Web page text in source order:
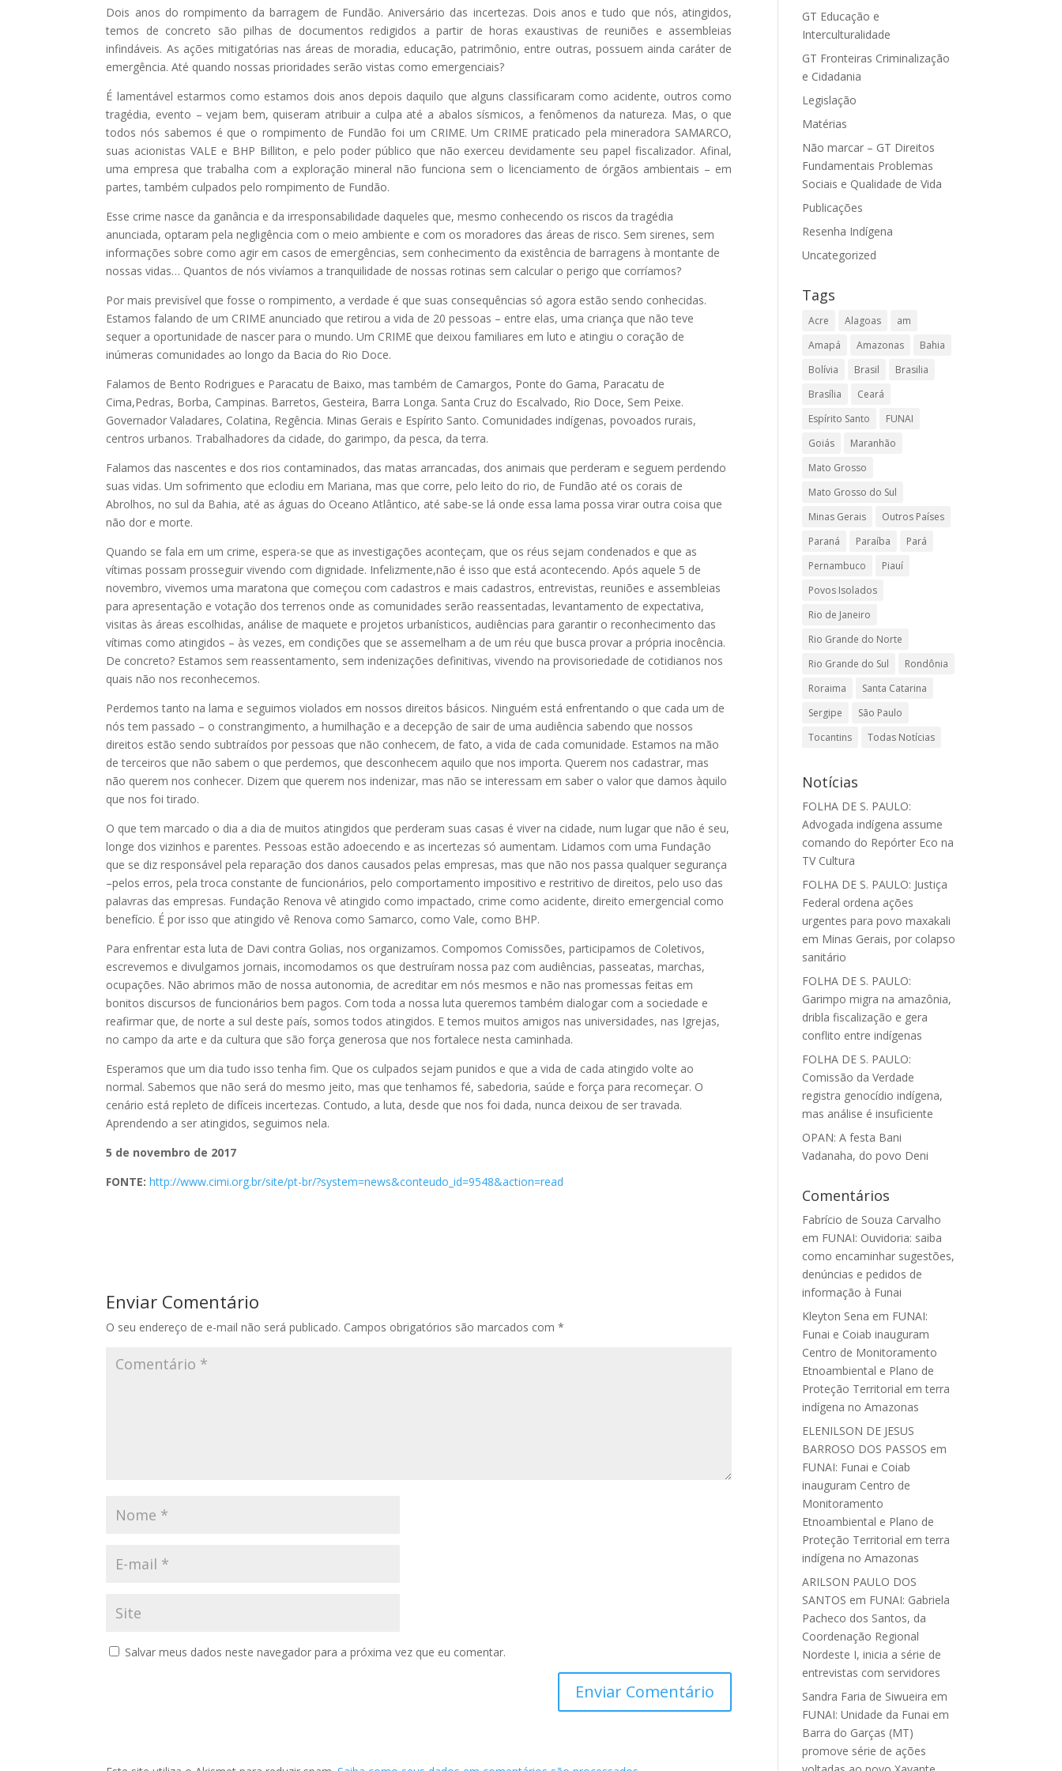
Dois anos do rompimento da barragem de Fundão. Aniversário das incertezas. Dois anos e tudo que nós, atingidos,
temos de concreto são pilhas de documentos redigidos a partir de horas exaustivas de reuniões e assembleias
infindáveis. As ações mitigatórias nas áreas de moradia, educação, patrimônio, entre outras, possuem ainda caráter de
emergência. Até quando nossas prioridades serão vistas como emergenciais?
É lamentável estarmos como estamos dois anos depois daquilo que alguns classificaram como acidente, outros como
tragédia, evento – vejam bem, quiseram atribuir a culpa até a abalos sísmicos, a fenômenos da natureza. Mas, o que
todos nós sabemos é que o rompimento de Fundão foi um CRIME. Um CRIME praticado pela mineradora SAMARCO,
suas acionistas VALE e BHP Billiton, e pelo poder público que não exerceu devidamente seu papel fiscalizador. Afinal,
uma empresa que trabalha com a exploração mineral não funciona sem o licenciamento de órgãos ambientais – em
partes, também culpados pelo rompimento de Fundão.
Esse crime nasce da ganância e da irresponsabilidade daqueles que, mesmo conhecendo os riscos da tragédia
anunciada, optaram pela negligência com o meio ambiente e com os moradores das áreas de risco. Sem sirenes, sem
informações sobre como agir em casos de emergências, sem conhecimento da existência de barragens à montante de
nossas vidas… Quantos de nós vivíamos a tranquilidade de nossas rotinas sem calcular o perigo que corríamos?
Por mais previsível que fosse o rompimento, a verdade é que suas consequências só agora estão sendo conhecidas.
Estamos falando de um CRIME anunciado que retirou a vida de 20 pessoas – entre elas, uma criança que não teve
sequer a oportunidade de nascer para o mundo. Um CRIME que deixou familiares em luto e atingiu o coração de
inúmeras comunidades ao longo da Bacia do Rio Doce.
Falamos de Bento Rodrigues e Paracatu de Baixo, mas também de Camargos, Ponte do Gama, Paracatu de
Cima,Pedras, Borba, Campinas. Barretos, Gesteira, Barra Longa. Santa Cruz do Escalvado, Rio Doce, Sem Peixe.
Governador Valadares, Colatina, Regência. Minas Gerais e Espírito Santo. Comunidades indígenas, povoados rurais,
centros urbanos. Trabalhadores da cidade, do garimpo, da pesca, da terra.
Falamos das nascentes e dos rios contaminados, das matas arrancadas, dos animais que perderam e seguem perdendo
suas vidas. Um sofrimento que eclodiu em Mariana, mas que corre, pelo leito do rio, de Fundão até os corais de
Abrolhos, no sul da Bahia, até as águas do Oceano Atlântico, até sabe-se lá onde essa lama possa virar outra coisa que
não dor e morte.
Quando se fala em um crime, espera-se que as investigações aconteçam, que os réus sejam condenados e que as
vítimas possam prosseguir vivendo com dignidade. Infelizmente,não é isso que está acontecendo. Após aquele 5 de
novembro, vivemos uma maratona que começou com cadastros e mais cadastros, entrevistas, reuniões e assembleias
para apresentação e votação dos terrenos onde as comunidades serão reassentadas, levantamento de expectativa,
visitas às áreas escolhidas, análise de maquete e projetos urbanísticos, audiências para garantir o reconhecimento das
vítimas como atingidos – às vezes, em condições que se assemelham a de um réu que busca provar a própria inocência.
De concreto? Estamos sem reassentamento, sem indenizações definitivas, vivendo na provisoriedade de cotidianos nos
quais não nos reconhecemos.
Perdemos tanto na lama e seguimos violados em nossos direitos básicos. Ninguém está enfrentando o que cada um de
nós tem passado – o constrangimento, a humilhação e a decepção de sair de uma audiência sabendo que nossos
direitos estão sendo subtraídos por pessoas que não conhecem, de fato, a vida de cada comunidade. Estamos na mão
de terceiros que não sabem o que perdemos, que desconhecem aquilo que nos importa. Querem nos cadastrar, mas
não querem nos conhecer. Dizem que querem nos indenizar, mas não se interessam em saber o valor que damos àquilo
que nos foi tirado.
O que tem marcado o dia a dia de muitos atingidos que perderam suas casas é viver na cidade, num lugar que não é seu,
longe dos vizinhos e parentes. Pessoas estão adoecendo e as incertezas só aumentam. Lidamos com uma Fundação
que se diz responsável pela reparação dos danos causados pelas empresas, mas que não nos passa qualquer segurança
–pelos erros, pela troca constante de funcionários, pelo comportamento impositivo e restritivo de direitos, pelo uso das
palavras das empresas. Fundação Renova vê atingido como impactado, crime como acidente, direito emergencial como
benefício. É por isso que atingido vê Renova como Samarco, como Vale, como BHP.
Para enfrentar esta luta de Davi contra Golias, nos organizamos. Compomos Comissões, participamos de Coletivos,
escrevemos e divulgamos jornais, incomodamos os que destruíram nossa paz com audiências, passeatas, marchas,
ocupações. Não abrimos mão de nossa autonomia, de acreditar em nós mesmos e não nas promessas feitas em
bonitos discursos de funcionários bem pagos. Com toda a nossa luta queremos também dialogar com a sociedade e
reafirmar que, de norte a sul deste país, somos todos atingidos. E temos muitos amigos nas universidades, nas Igrejas,
no campo da arte e da cultura que são força generosa que nos fortalece nesta caminhada.
Esperamos que um dia tudo isso tenha fim. Que os culpados sejam punidos e que a vida de cada atingido volte ao
normal. Sabemos que não será do mesmo jeito, mas que tenhamos fé, sabedoria, saúde e força para recomeçar. O
cenário está repleto de difíceis incertezas. Contudo, a luta, desde que nos foi dada, nunca deixou de ser travada.
Aprendendo a ser atingidos, seguimos nela.
5 de novembro de 2017
FONTE:http://www.cimi.org.br/site/pt-br/?system=news&conteudo_id=9548&action=read
Enviar Comentário
O seu endereço de e-mail não será publicado. Campos obrigatórios são marcados com*
Salvar meus dados neste navegador para a próxima vez que eu comentar.
GT Educação e
Interculturalidade
GT Fronteiras Criminalização
e Cidadania
Legislação
Matérias
Não marcar – GT Direitos
Fundamentais Problemas
Sociais e Qualidade de Vida
Publicações
Resenha Indígena
Uncategorized
Tags
Acre Alagoas
am
Amapá
Amazonas
Bahia
Bolívia
Brasil
Brasilia
Brasília
Ceará
Espírito Santo
FUNAI
Goiás
Maranhão
Mato Grosso
Mato Grosso do Sul
Minas Gerais
Outros Países
Paraná
Paraíba
Pará
Pernambuco
Piauí
Povos Isolados
Rio de Janeiro
Rio Grande do Norte
Rio Grande do Sul
Rondônia
Roraima
Santa Catarina
Sergipe
São Paulo
Tocantins
Todas Notícias
Notícias
FOLHA DE S. PAULO:
Advogada indígena assume
comando do Repórter Eco na
TV Cultura
FOLHA DE S. PAULO: Justiça
Federal ordena ações
urgentes para povo maxakali
em Minas Gerais, por colapso
sanitário
FOLHA DE S. PAULO:
Garimpo migra na amazônia,
dribla fiscalização e gera
conflito entre indígenas
FOLHA DE S. PAULO:
Comissão da Verdade
registra genocídio indígena,
mas análise é insuficiente
OPAN: A festa Bani
Vadanaha, do povo Deni
Comentários
Fabrício de Souza Carvalho
em FUNAI: Ouvidoria: saiba
como encaminhar sugestões,
denúncias e pedidos de
informação à Funai
Kleyton Sena em FUNAI:
Funai e Coiab inauguram
Centro de Monitoramento
Etnoambiental e Plano de
Proteção Territorial em terra
indígena no Amazonas
ELENILSON DE JESUS
BARROSO DOS PASSOS em
FUNAI: Funai e Coiab
inauguram Centro de
Monitoramento
Etnoambiental e Plano de
Proteção Territorial em terra
indígena no Amazonas
ARILSON PAULO DOS
SANTOS em FUNAI: Gabriela
Pacheco dos Santos, da
Coordenação Regional
Nordeste I, inicia a série de
entrevistas com servidores
Sandra Faria de Siwueira em
FUNAI: Unidade da Funai em
Barra do Garças (MT)
promove série de ações